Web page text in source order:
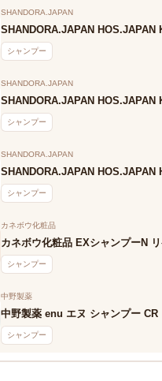
SHANDORA.JAPAN
SHANDORA.JAPAN HOS.JAPAN
シャンプー
SHANDORA.JAPAN
SHANDORA.JAPAN HOS.JAPAN
シャンプー
SHANDORA.JAPAN
SHANDORA.JAPAN HOS.JAPAN
シャンプー
カネボウ化粧品
カネボウ化粧品 EXシャンプーN
シャンプー
中野製薬
中野製薬 enu エヌ シャンプー CR
シャンプー